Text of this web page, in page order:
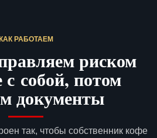
КАК РАБОТАЕМ
риском
собой, потом
документы
так, чтобы собственник кофе